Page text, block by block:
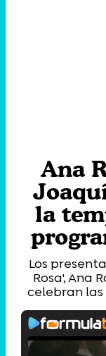
Ana
la
Los
Rosa', Ana
celebran